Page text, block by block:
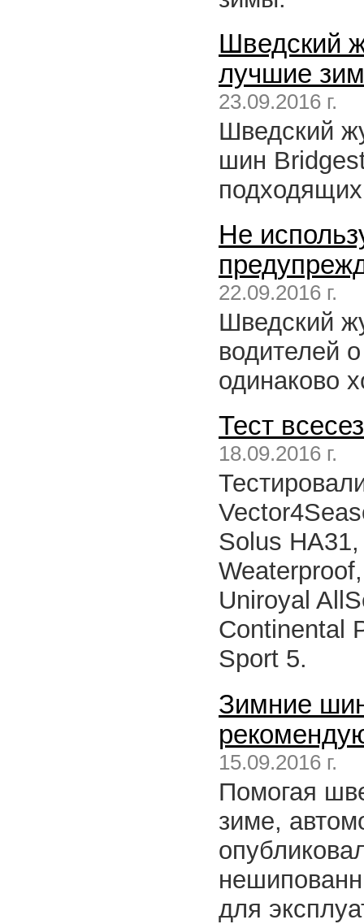
Шведский
лучшие
23.09.2016 г.
Шведский
шин
Не
22.09.2016 г.
Шведский
водителей
одинаково
Тест
18.09.2016 г.
Solus
Uniroyal
Continental
Sport 5.
Зимние
15.09.2016 г.
Помогая
зиме,
для